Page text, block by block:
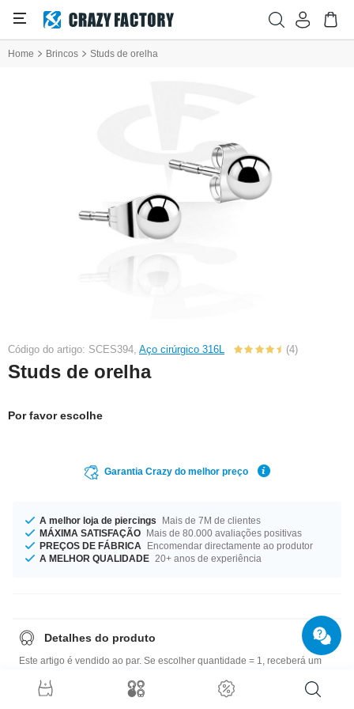
Home Brincos Studs de orelha
Código do artigo: SCES394, Aço cirúrgico 316L (4)
Studs de orelha
Por favor escolhe
Garantia Crazy do melhor preço
A melhor loja de piercings
Mais de 7M de clientes
MÁXIMA SATISFAÇÃO Mais de 80.000 avaliações positivas
PREÇOS DE FÁBRICA
Encomendar directamente ao produtor
A MELHOR QUALIDADE 20+ anos de experiência
Detalhes do produto
Este artigo é vendido ao par. Se escolher quantidade = 1, receberá um